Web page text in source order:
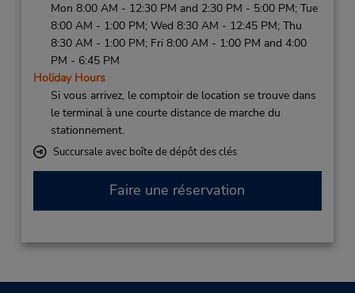
Mon 8:00 AM - 12:30 PM and 2:30 PM - 5:00 PM; Tue
8:00 AM - 1:00 PM; Wed 8:30 AM - 12:45 PM; Thu
8:30 AM - 1:00 PM; Fri 8:00 AM - 1:00 PM and 4:00
PM - 6:45 PM
Holiday Hours
Si vous arrivez, le comptoir de location se trouve dans
le terminal à une courte distance de marche du
stationnement.
Succursale avec boîte de dépôt des clés
Faire une réservation